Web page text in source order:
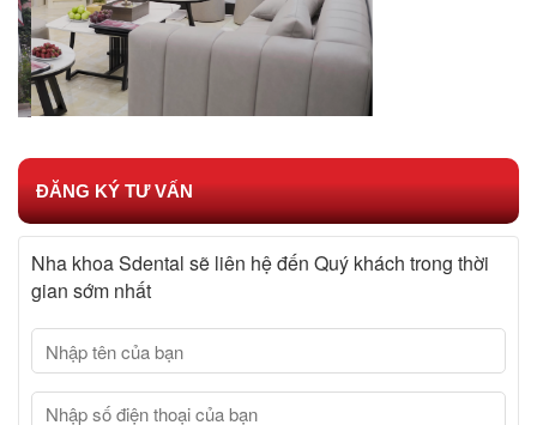
ĐĂNG KÝ TƯ VẤN
Nha khoa Sdental sẽ liên hệ đến Quý khách trong thời
gian sớm nhất